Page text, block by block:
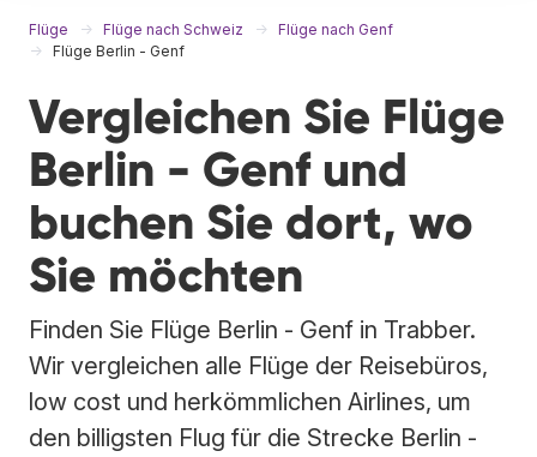
Flüge Flüge nach Schweiz
Flüge nach Genf
Flüge Berlin - Genf
Vergleichen Sie Flüge
Berlin - Genf und
buchen Sie dort, wo
Sie möchten
Finden Sie Flüge Berlin - Genf in Trabber.
Wir vergleichen alle Flüge der Reisebüros,
low cost und herkömmlichen Airlines, um
den billigsten Flug für die Strecke Berlin -